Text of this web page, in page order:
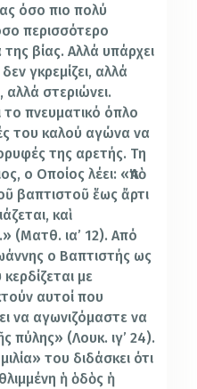
όσο πιο πολύ
περισσότερο
βίας. Αλλά υπάρχει
γκρεμίζει, αλλά
αλλά στεριώνει.
το πνευματικό όπλο
του καλού αγώνα να
της αρετής. Τη
ο Οποίος λέει: «Ἀπὸ
βαπτιστοῦ ἕως ἄρτι
καὶ
(Ματθ. ια’ 12).Από
ο Βαπτιστής ως
με
αυτοί που
να αγωνιζόμαστε να
πύλης» (Λουκ. ιγ’ 24).
του διδάσκει ότι
ἡ ὁδὸς ἡ